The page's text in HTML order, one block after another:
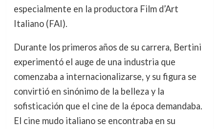
especialmente en la productora Film d’Art
Italiano (FAI).
Durante los primeros años de su carrera, Bertini
experimentó el auge de una industria que
comenzaba a internacionalizarse, y su figura se
convirtió en sinónimo de la belleza y la
sofisticación que el cine de la época demandaba.
El cine mudo italiano se encontraba en su